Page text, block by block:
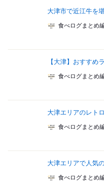
大津市で近江牛を
食べログまとめ
【大津】おすすめ
食べログまとめ
大津エリアのレト
食べログまとめ
大津エリアで人気
食べログまとめ